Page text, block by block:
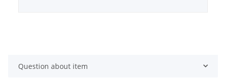
Question about item